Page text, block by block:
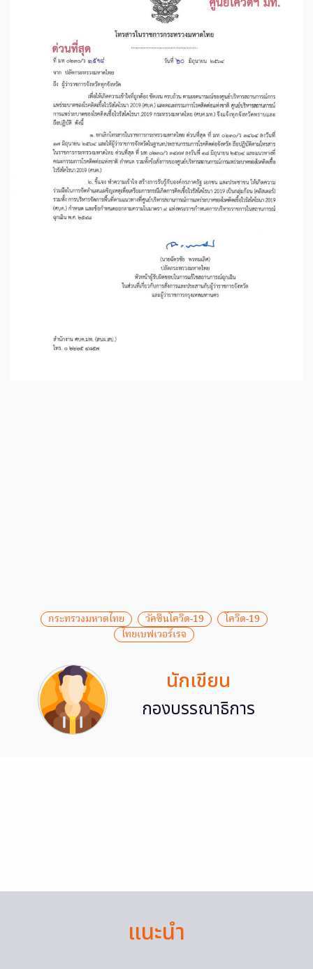
กระทรวงมหาดไทย วัคซีนโควิด-19
โควิด-19
ไทยเบฟเวอร์เรจ
นักเขียน
กองบรรณาธิการ
แนะนำ